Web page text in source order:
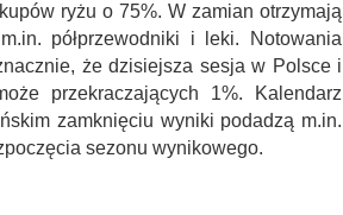
ryżu o 75%. W zamian otrzymają
półprzewodniki i leki. Notowania
że dzisiejsza sesja w Polsce i
przekraczających 1%. Kalendarz
zamknięciu wyniki podadzą m.in.
sezonu wynikowego.